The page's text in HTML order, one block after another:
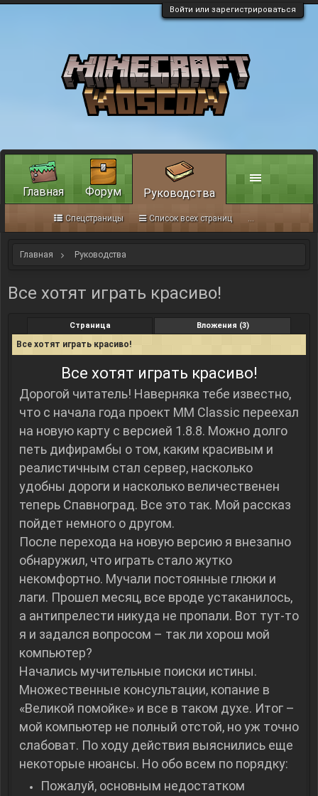
Войти или зарегистрироваться
Главная Руководства
Все хотят играть красиво!
Страница Вложения (3)
Все хотят играть красиво!
Все хотят играть красиво!
Дорогой читатель! Наверняка тебе известно,
что с начала года проект MM Classic переехал
на новую карту с версией 1.8.8. Можно долго
петь дифирамбы о том, каким красивым и
реалистичным стал сервер, насколько
удобны дороги и насколько величественен
теперь Спавноград. Все это так. Мой рассказ
пойдет немного о другом.
После перехода на новую версию я внезапно
обнаружил, что играть стало жутко
некомфортно. Мучали постоянные глюки и
лаги. Прошел месяц, все вроде устаканилось,
а антипрелести никуда не пропали. Вот тут-то
я и задался вопросом – так ли хорош мой
компьютер?
Начались мучительные поиски истины.
Множественные консультации, копание в
«Великой помойке» и все в таком духе. Итог –
мой компьютер не полный отстой, но уж точно
слабоват. По ходу действия выяснились еще
некоторые нюансы. Но обо всем по порядку:
Пожалуй, основным недостатком
Главная Форум Руководства
Спецстраницы Список всех страниц ...